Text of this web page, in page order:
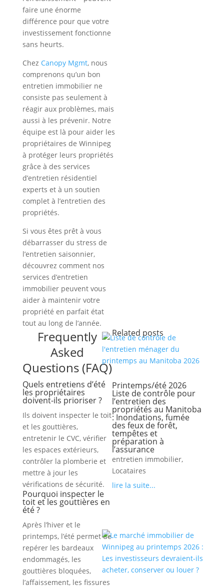
faire une énorme
différence pour que votre
investissement fonctionne
sans heurts.
Chez Canopy Mgmt, nous
comprenons qu’un bon
entretien immobilier ne
consiste pas seulement à
réagir aux problèmes, mais
aussi à les prévenir. Notre
équipe est là pour aider les
propriétaires de Winnipeg
à protéger leurs propriétés
grâce à des services
d’entretien résidentiel
experts et à un soutien
complet à l’entretien des
propriétés.
Si vous êtes prêt à vous
débarrasser du stress de
l’entretien saisonnier,
découvrez comment nos
services d’entretien
immobilier peuvent vous
aider à maintenir votre
propriété en parfait état
tout au long de l’année.
Frequently
Asked
Questions (FAQ)
Quels entretiens d’été
les propriétaires
doivent-ils prioriser ?
Ils doivent inspecter le toit
et les gouttières,
entretenir le CVC, vérifier
les espaces extérieurs,
contrôler la plomberie et
mettre à jour les
vérifications de sécurité.
Pourquoi inspecter le
toit et les gouttières en
été ?
Après l’hiver et le
printemps, l’été permet de
repérer les bardeaux
endommagés, les
gouttières bloquées,
l’affaissement, les fissures
Related posts
Printemps/été 2026
Liste de contrôle pour
l’entretien des
propriétés au Manitoba
: Inondations, fumée
des feux de forêt,
tempêtes et
préparation à
l’assurance
entretien immobilier,
Locataires
lire la suite...